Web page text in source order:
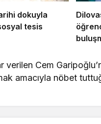
dokuyla
tesis
verilen Cem
amacıyla nöbet